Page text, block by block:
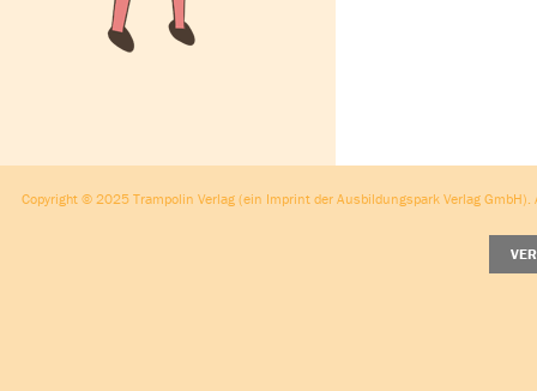
Copyright © 2025 Trampolin Verlag (ein Imprint der Ausbildungspark Verlag GmbH).